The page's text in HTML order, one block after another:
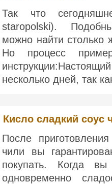
Так что
staropolski).
можно найти столько
Но процесс
несколько дней, так
Кисло сладкий соус
После
чили вы
покупать. Когда
одновременно